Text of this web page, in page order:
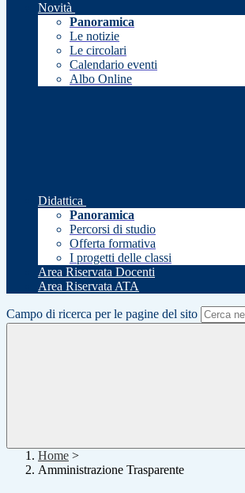
Novità
Panoramica
Le notizie
Le circolari
Calendario eventi
Albo Online
Didattica
Panoramica
Percorsi di studio
Offerta formativa
I progetti delle classi
Area Riservata Docenti
Area Riservata ATA
Campo di ricerca per le pagine del sito
Home >
Amministrazione Trasparente